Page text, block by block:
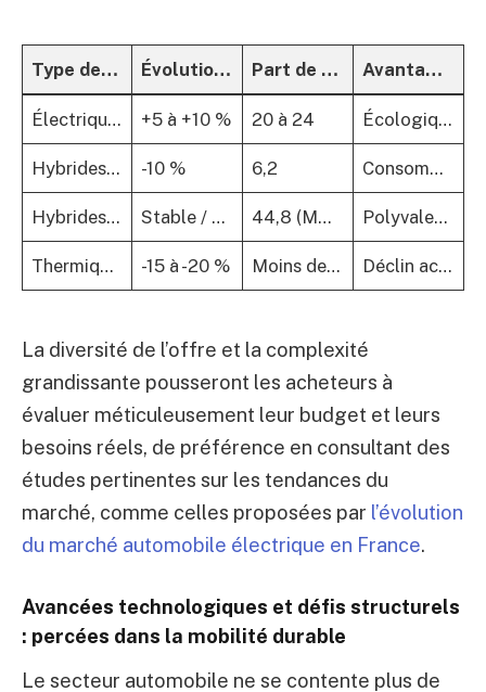
Type de motorisation Évolution des prix 2024-2025 Part de marché en 2025 (%) Avantages/Inconvénients
Électrique (VE) +5 à +10 % 20 à 24 Écologique, entrée facilitée par bonus, recharge lente encore un frein
Hybrides Rechargeables (PHEV) -10 % 6,2 Consommation maîtrise, mais recul des ventes
Hybrides non rechargeables (HEV & MHEV) Stable / En hausse 44,8 (MHEV 22,6 + HEV 21,3) Polyvalence, baisse des modèles essence classiques
Thermiques classiques (Essence, Diesel) -15 à -20 % Moins de 30 Déclin accentué, restrictions ZFE
La diversité de l’offre et la complexité
grandissante pousseront les acheteurs à
évaluer méticuleusement leur budget et leurs
besoins réels, de préférence en consultant des
études pertinentes sur les tendances du
marché, comme celles proposées par l’évolution
du marché automobile électrique en France.
Avancées technologiques et défis structurels
: percées dans la mobilité durable
Le secteur automobile ne se contente plus de